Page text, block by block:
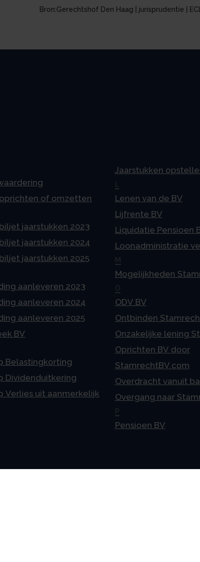
Bron:Gerechtshof Den Haag | jurisprudentie |
oprichten of omzetten
jaarstukken 2023
jaarstukken 2024
jaarstukken 2025
aanleveren 2023
aanleveren 2024
aanleveren 2025
BV
Belastingkorting
Dividenduitkering
Verlies uit aanmerkelijk
Jaarstukken
Lenen van de BV
Lijfrente BV
Liquidatie Pensioen
Loonadministratie
M
Mogelijkheden
O
ODV BV
Ontbinden
Onzakelijke lening
Oprichten BV door
StamrechtBV.com
Overdracht vanuit
Overgang naar
P
Pensioen BV